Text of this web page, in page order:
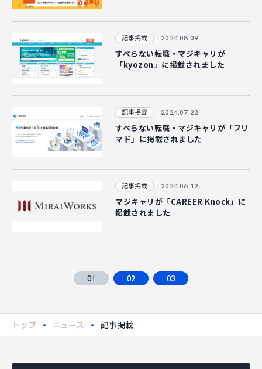
記事掲載 2024.08.09
すべらない転職・マジキャリが
「kyozon」に掲載されました
記事掲載 2024.07.23
すべらない転職・マジキャリが「フリ
マド」に掲載されました
記事掲載 2024.06.12
マジキャリが「CAREER Knock」に
掲載されました
01 02 03
トップ ニュース 記事掲載